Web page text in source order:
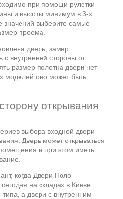
при помощи рулетки
и высоты минимум в 3-х
значений выберите самые
проема.
дверь, замер
с внутренней стороны от
размер полотна двери нет
моделей оно может быть
открывания
выбора входной двери
Дверь может открываться
помещения и при этом иметь
когда Двери Поло
на складах в Киеве
типа, а двери с внутренним